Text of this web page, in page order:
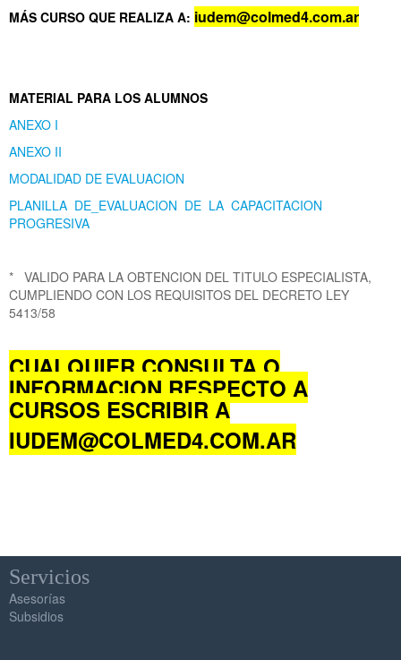
MÁS CURSO QUE REALIZA A: iudem@colmed4.com.ar
MATERIAL PARA LOS ALUMNOS
ANEXO I
ANEXO II
MODALIDAD DE EVALUACION
PLANILLA DE_EVALUACION DE LA CAPACITACION
PROGRESIVA
* VALIDO PARA LA OBTENCION DEL TITULO ESPECIALISTA,
CUMPLIENDO CON LOS REQUISITOS DEL DECRETO LEY
5413/58
CUALQUIER CONSULTA O
INFORMACION RESPECTO A
CURSOS ESCRIBIR A
IUDEM@COLMED4.COM.AR
Servicios
Asesorías
Subsidios